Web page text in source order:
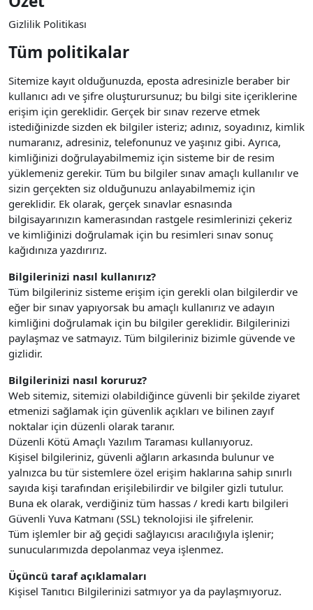
Gizlilik Politikası
Tüm politikalar
Sitemize kayıt olduğunuzda, eposta adresinizle beraber bir
kullanıcı adı ve şifre oluşturursunuz; bu bilgi site içeriklerine
erişim için gereklidir. Gerçek bir sınav rezerve etmek
istediğinizde sizden ek bilgiler isteriz; adınız, soyadınız, kimlik
numaranız, adresiniz, telefonunuz ve yaşınız gibi. Ayrıca,
kimliğinizi doğrulayabilmemiz için sisteme bir de resim
yüklemeniz gerekir. Tüm bu bilgiler sınav amaçlı kullanılır ve
sizin gerçekten siz olduğunuzu anlayabilmemiz için
gereklidir. Ek olarak, gerçek sınavlar esnasında
bilgisayarınızın kamerasından rastgele resimlerinizi çekeriz
ve kimliğinizi doğrulamak için bu resimleri sınav sonuç
kağıdınıza yazdırırız.
Bilgilerinizi nasıl kullanırız?
Tüm bilgileriniz sisteme erişim için gerekli olan bilgilerdir ve
eğer bir sınav yapıyorsak bu amaçlı kullanırız ve adayın
kimliğini doğrulamak için bu bilgiler gereklidir. Bilgilerinizi
paylaşmaz ve satmayız. Tüm bilgileriniz bizimle güvende ve
gizlidir.
Bilgilerinizi nasıl koruruz?
Web sitemiz, sitemizi olabildiğince güvenli bir şekilde ziyaret
etmenizi sağlamak için güvenlik açıkları ve bilinen zayıf
noktalar için düzenli olarak taranır.
Düzenli Kötü Amaçlı Yazılım Taraması kullanıyoruz.
Kişisel bilgileriniz, güvenli ağların arkasında bulunur ve
yalnızca bu tür sistemlere özel erişim haklarına sahip sınırlı
sayıda kişi tarafından erişilebilirdir ve bilgiler gizli tutulur.
Buna ek olarak, verdiğiniz tüm hassas / kredi kartı bilgileri
Güvenli Yuva Katmanı (SSL) teknolojisi ile şifrelenir.
Tüm işlemler bir ağ geçidi sağlayıcısı aracılığıyla işlenir;
sunucularımızda depolanmaz veya işlenmez.
Üçüncü taraf açıklamaları
Kişisel Tanıtıcı Bilgilerinizi satmıyor ya da paylaşmıyoruz.